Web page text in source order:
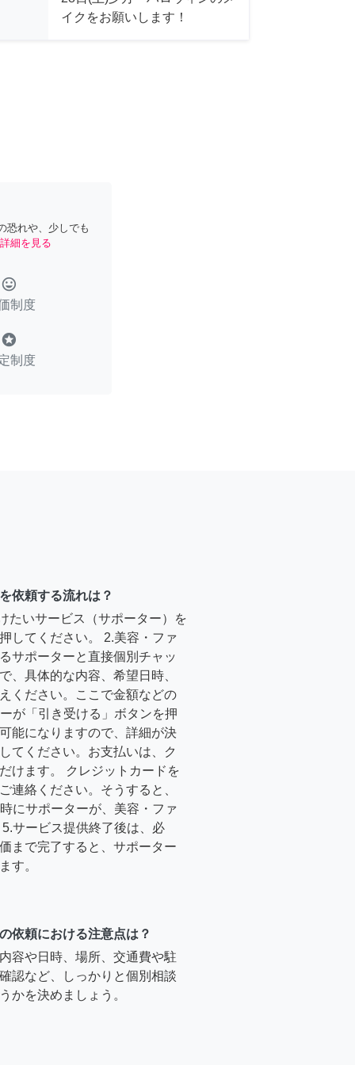
イクをお願いします！
恐れや、少しでも
詳細を見る
tag_faces
制度
stars
制度
依頼する流れは？
たいサービス（サポーター）を
してください。 2.美容・ファ
サポーターと直接個別チャッ
、具体的な内容、希望日時、
ください。ここで金額などの
が「引き受ける」ボタンを押
能になりますので、詳細が決
てください。お支払いは、ク
けます。 クレジットカードを
連絡ください。そうすると、
にサポーターが、美容・ファ
サービス提供終了後は、必
まで完了すると、サポーター
す。
依頼における注意点は？
容や日時、場所、交通費や駐
認など、しっかりと個別相談
かを決めましょう。